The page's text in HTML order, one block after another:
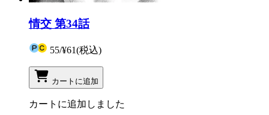
情交 第34話
55/¥61(税込)
カートに追加
カートに追加しました